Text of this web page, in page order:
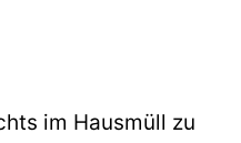
im Hausmüll zu